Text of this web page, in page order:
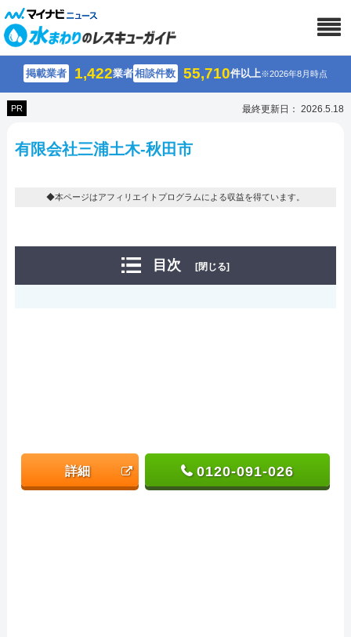
掲載業者 1,422業者相談件数 55,710件以上※2026年8月時点
PR 最終更新日： 2026.5.18
有限会社三浦土木-秋田市
◆本ページはアフィリエイトプログラムによる収益を得ています。
目次 [閉じる]
詳細 0120-091-026